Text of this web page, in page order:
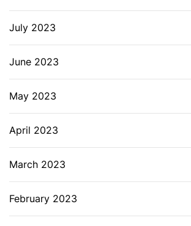
July 2023
June 2023
May 2023
April 2023
March 2023
February 2023